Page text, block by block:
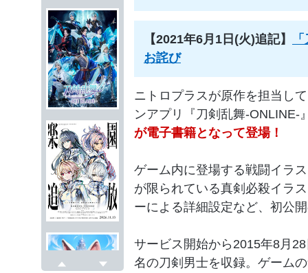
【2021年6月1日(火)追記】
お詫び
ニトロプラスが原作を担当し
ンアプリ『刀剣乱舞-ONLINE-
が電子書籍となって登場！
ゲーム内に登場する戦闘イラ
が限られている真剣必殺イラ
ーによる詳細設定など、初公
サービス開始から2015年8月
名の刀剣男士を収録。ゲーム